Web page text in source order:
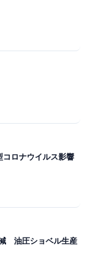
ロナウイルス影響
油圧ショベル生産